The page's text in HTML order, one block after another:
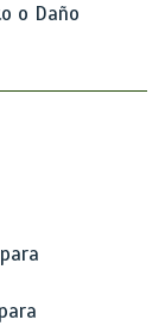
o Daño